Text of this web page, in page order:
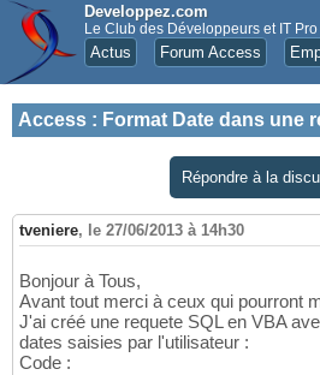
Developpez.com
Le Club des Développeurs et IT Pro
Actus Forum Access
Access : Format Date dans une
Répondre à la
tveniere, le 27/06/2013 à 14h30
Bonjour à Tous,
Avant tout merci à ceux qui pourront
J'ai créé une requete SQL en VBA
dates saisies par l'utilisateur :
Code :